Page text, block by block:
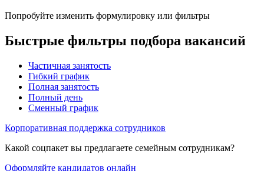
Попробуйте изменить формулировку или фильтры
Быстрые фильтры подбора вакансий
Частичная занятость
Гибкий график
Полная занятость
Полный день
Сменный график
Корпоративная поддержка сотрудников
Какой соцпакет вы предлагаете семейным сотрудникам?
Оформляйте кандидатов онлайн